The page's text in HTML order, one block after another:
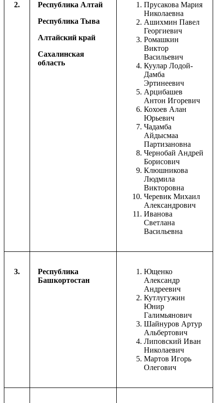
2.
Республика Алтай
Республика Тыва
Алтайский край
Сахалинская
область
Прусакова Мария
Николаевна
Ашихмин Павел
Георгиевич
Ромашкин
Виктор
Васильевич
Куулар Лодой-
Дамба
Эртинеевич
Арцибашев
Антон Игоревич
Кохоев Алан
Юрьевич
Чадамба
Айдысмаа
Партизановна
Чернобай Андрей
Борисович
Клюшникова
Людмила
Викторовна
Черевик Михаил
Александрович
Иванова
Светлана
Васильевна
3.
Республика
Башкортостан
Ющенко
Александр
Андреевич
Кутлугужин
Юнир
Галимьянович
Шайнуров Артур
Альбертович
Липовский Иван
Николаевич
Мартов Игорь
Олегович